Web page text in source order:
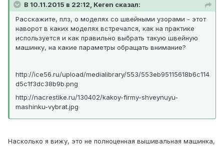
В 10.11.2015 в 22:12, Keren сказал:
Расскажите, плз, о моделях со швейными узорами - этот
наворот в каких моделях встречался, как на практике
используется и как правильно выбрать такую швейную
машинку, на какие параметры обращать внимание?
http://ice56.ru/upload/medialibrary/553/553eb95115618b6c114
d5c1f3dc38b9b.png
http://nacrestike.ru/130402/kakoy-firmy-shveynuyu-
mashinku-vybrat.jpg
Насколько я вижу, это не полноценная вышивальная машинка,